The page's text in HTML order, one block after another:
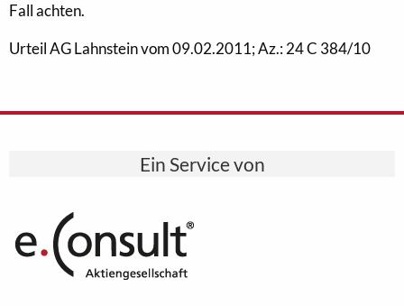
Fall achten.
Urteil AG Lahnstein vom 09.02.2011; Az.: 24 C 384/10
Ein Service von